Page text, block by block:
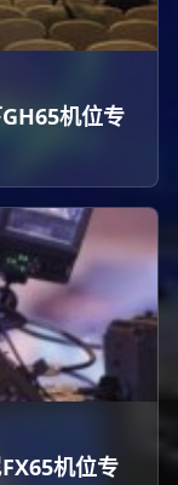
机位专
机位专